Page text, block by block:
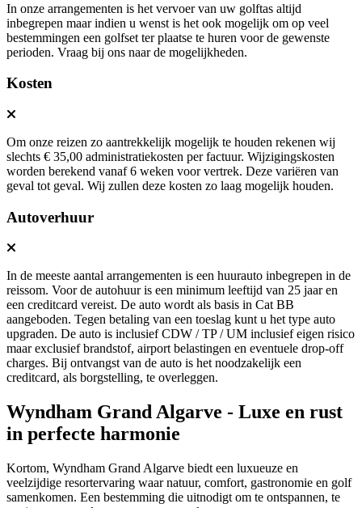
In onze arrangementen is het vervoer van uw golftas altijd
inbegrepen maar indien u wenst is het ook mogelijk om op veel
bestemmingen een golfset ter plaatse te huren voor de gewenste
perioden. Vraag bij ons naar de mogelijkheden.
Kosten
Om onze reizen zo aantrekkelijk mogelijk te houden rekenen wij
slechts € 35,00 administratiekosten per factuur. Wijzigingskosten
worden berekend vanaf 6 weken voor vertrek. Deze variëren van
geval tot geval. Wij zullen deze kosten zo laag mogelijk houden.
Autoverhuur
In de meeste aantal arrangementen is een huurauto inbegrepen in de
reissom. Voor de autohuur is een minimum leeftijd van 25 jaar en
een creditcard vereist. De auto wordt als basis in Cat BB
aangeboden. Tegen betaling van een toeslag kunt u het type auto
upgraden. De auto is inclusief CDW / TP / UM inclusief eigen risico
maar exclusief brandstof, airport belastingen en eventuele drop-off
charges. Bij ontvangst van de auto is het noodzakelijk een
creditcard, als borgstelling, te overleggen.
Wyndham Grand Algarve - Luxe en rust
in perfecte harmonie
Kortom, Wyndham Grand Algarve biedt een luxueuze en
veelzijdige resortervaring waar natuur, comfort, gastronomie en golf
samenkomen. Een bestemming die uitnodigt om te ontspannen, te